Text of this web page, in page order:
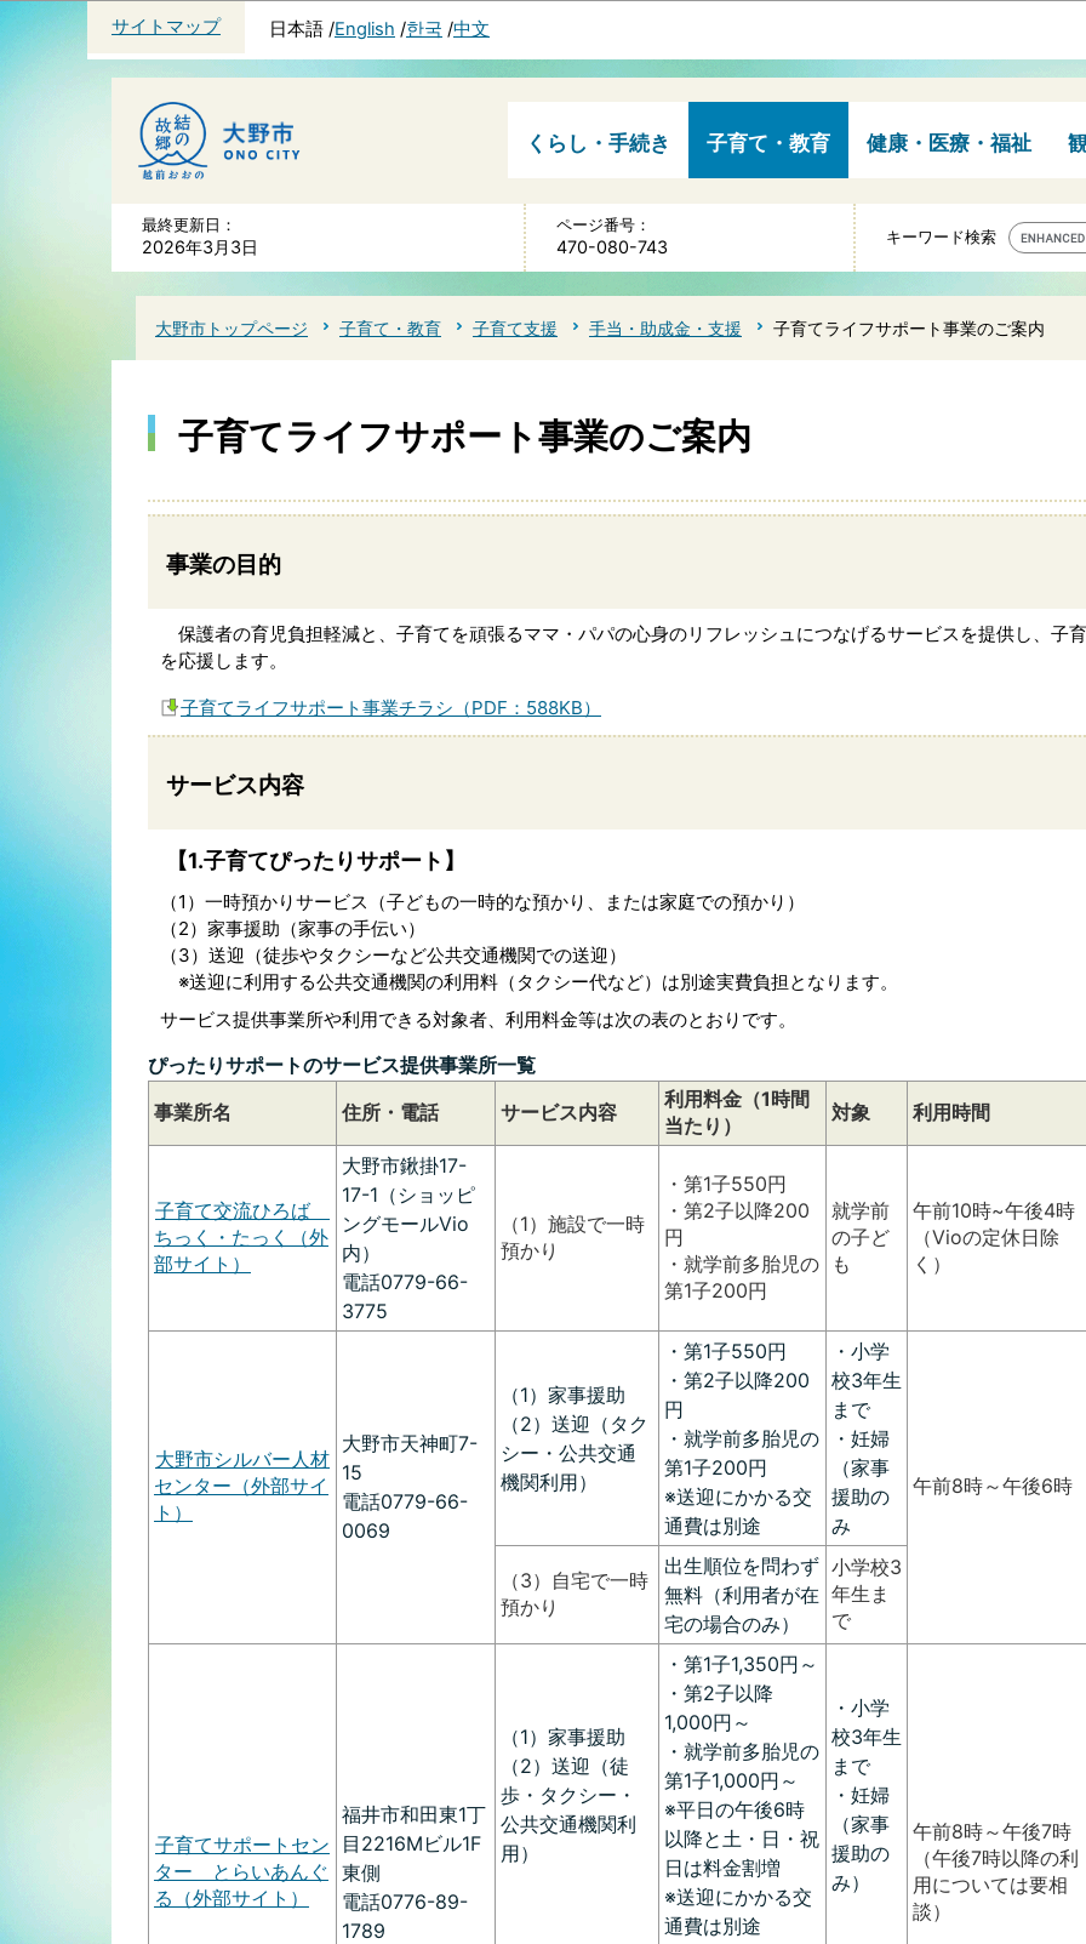
サイトマップ 日本語 English 한국 中文
くらし・手続き 子育て・教育 健康・医療・福祉
最終更新日：
2026年3月3日
ページ番号：
470-080-743 キーワード検索
大野市トップページ 子育て・教育 子育て支援 手当・助成金・支援 子育てライフサポート事業のご案内
子育てライフサポート事業のご案内
事業の目的
保護者の育児負担軽減と、子育てを頑張るママ・パパの心身のリフレッシュにつなげるサービスを提供し、子
を応援します。
子育てライフサポート事業チラシ（PDF：588KB）
サービス内容
【1.子育てぴったりサポート】
（1）一時預かりサービス（子どもの一時的な預かり、または家庭での預かり）
（2）家事援助（家事の手伝い）
（3）送迎（徒歩やタクシーなど公共交通機関での送迎）
※送迎に利用する公共交通機関の利用料（タクシー代など）は別途実費負担となります。
サービス提供事業所や利用できる対象者、利用料金等は次の表のとおりです。
ぴったりサポートのサービス提供事業所一覧
事業所名
住所・電話 サービス内容
利用料金（1時間
当たり）
対象 利用時間
子育て交流ひろば
ちっく・たっく（外
部サイト）
大野市鍬掛17-
17-1（ショッピ
ングモールVio
内）
電話0779-66-
3775
（1）施設で一時
預かり
・第1子550円
・第2子以降200
円
・就学前多胎児の
第1子200円
就学前
の子ど
も
午前10時~午後4時
（Vioの定休日除
く）
大野市シルバー人材
センター（外部サイ
ト）
大野市天神町7-
15
電話0779-66-
0069
（1）家事援助
（2）送迎（タク
シー・公共交通
機関利用）
・第1子550円
・第2子以降200
円
・就学前多胎児の
第1子200円
※送迎にかかる交
通費は別途
・小学
校3年生
まで
・妊婦
（家事
援助の
み
午前8時～午後6時
（3）自宅で一時
預かり
出生順位を問わず
無料（利用者が在
宅の場合のみ）
小学校3
年生ま
で
子育てサポートセン
ター とらいあんぐ
る（外部サイト）
福井市和田東1丁
目2216Mビル1F
東側
電話0776-89-
1789
（1）家事援助
（2）送迎（徒
歩・タクシー・
公共交通機関利
用）
・第1子1,350円～
・第2子以降
1,000円～
・就学前多胎児の
第1子1,000円～
※平日の午後6時
以降と土・日・祝
日は料金割増
※送迎にかかる交
通費は別途
・小学
校3年生
まで
・妊婦
（家事
援助の
み）
午前8時～午後7時
（午後7時以降の利
用については要相
談）